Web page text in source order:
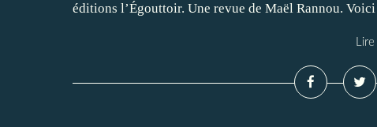
éditions l’Égouttoir. Une revue de Maël Rannou.